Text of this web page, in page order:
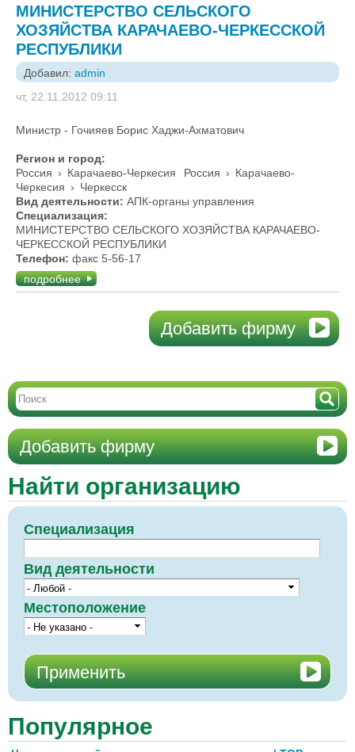
МИНИСТЕРСТВО СЕЛЬСКОГО
ХОЗЯЙСТВА КАРАЧАЕВО-ЧЕРКЕССКОЙ
РЕСПУБЛИКИ
Добавил: admin
чт, 22.11.2012 09:11
Министр - Гочияев Борис Хаджи-Ахматович
Регион и город:
Россия › Карачаево-Черкесия Россия › Карачаево-
Черкесия › Черкесск
Вид деятельности: АПК-органы управления
Специализация:
МИНИСТЕРСТВО СЕЛЬСКОГО ХОЗЯЙСТВА КАРАЧАЕВО-
ЧЕРКЕССКОЙ РЕСПУБЛИКИ
Телефон: факс 5-56-17
подробнее
Добавить фирму
Добавить фирму
Найти организацию
Специализация
Вид деятельности
Местоположение
Популярное